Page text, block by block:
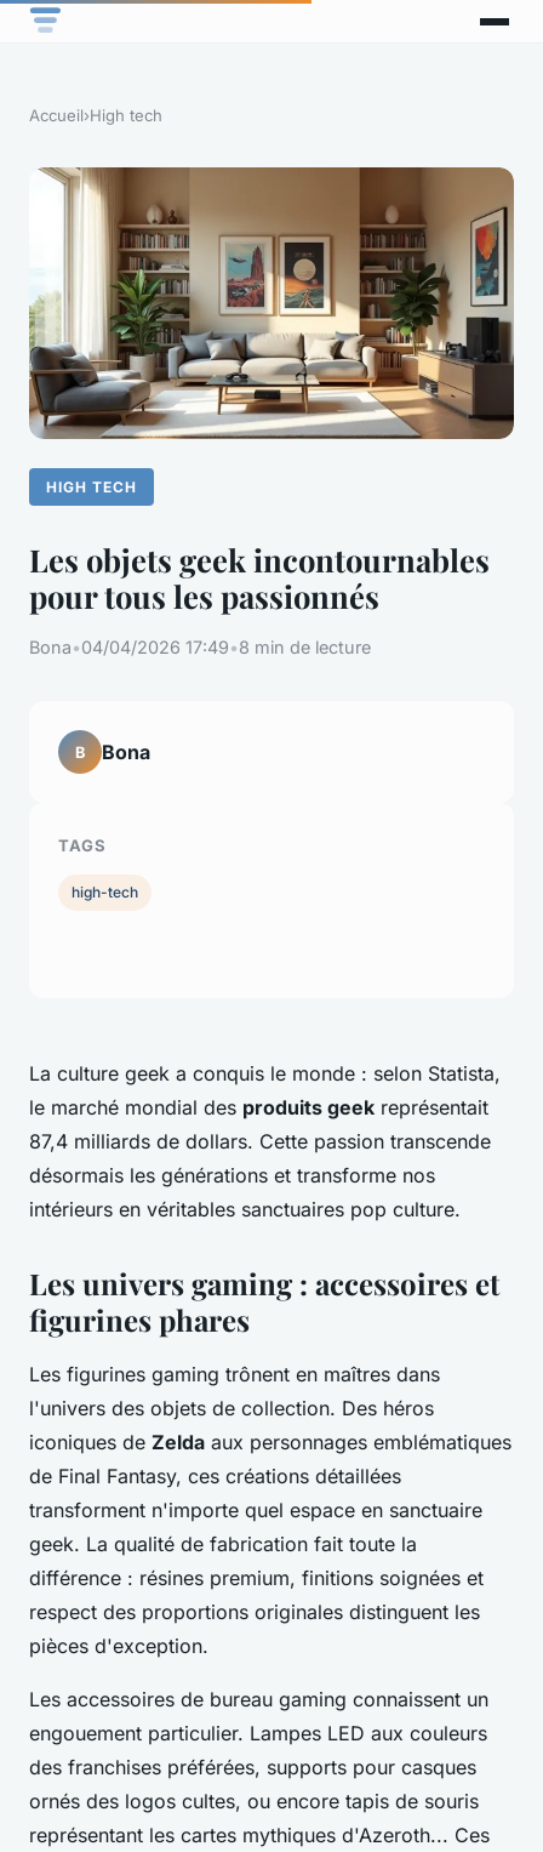
Accueil›High tech
HIGH TECH
Les objets geek incontournables
pour tous les passionnés
Bona•04/04/2026 17:49•8 min de lecture
La culture geek a conquis le monde : selon Statista,
le marché mondial des produits geek représentait
87,4 milliards de dollars. Cette passion transcende
désormais les générations et transforme nos
intérieurs en véritables sanctuaires pop culture.
Les univers gaming : accessoires et
figurines phares
Les figurines gaming trônent en maîtres dans
l'univers des objets de collection. Des héros
iconiques de Zelda aux personnages emblématiques
de Final Fantasy, ces créations détaillées
transforment n'importe quel espace en sanctuaire
geek. La qualité de fabrication fait toute la
différence : résines premium, finitions soignées et
respect des proportions originales distinguent les
pièces d'exception.
Les accessoires de bureau gaming connaissent un
engouement particulier. Lampes LED aux couleurs
des franchises préférées, supports pour casques
ornés des logos cultes, ou encore tapis de souris
représentant les cartes mythiques d'Azeroth... Ces
B Bona
TAGS
high-tech